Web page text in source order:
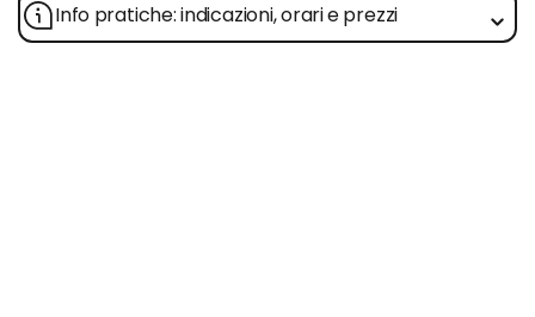
Info pratiche: indicazioni, orari e prezzi